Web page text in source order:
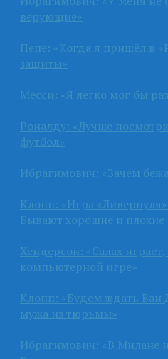
верующие»
Пепе: «Когда я пришёл в
защиты»
Месси: «Я легко мог бы
Роналду: «Лучше
футбол»
Ибрагимович: «Зачем
Клопп: «Игра
Бывают хорошие и плохие
Хендерсон: «Салах
компьютерной игре»
Клопп: «Будем ждать Ван
мужа из тюрьмы»
Ибрагимович: «В Милане